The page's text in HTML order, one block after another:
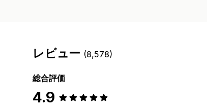
レビュー (8,578)
総合評価
4.9